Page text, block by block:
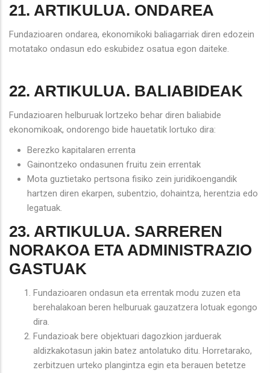
21. ARTIKULUA. ONDAREA
Fundazioaren ondarea, ekonomikoki baliagarriak diren edozein
motatako ondasun edo eskubidez osatua egon daiteke.
22. ARTIKULUA. BALIABIDEAK
Fundazioaren helburuak lortzeko behar diren baliabide
ekonomikoak, ondorengo bide hauetatik lortuko dira:
Berezko kapitalaren errenta
Gainontzeko ondasunen fruitu zein errentak
Mota guztietako pertsona fisiko zein juridikoengandik
hartzen diren ekarpen, subentzio, dohaintza, herentzia edo
legatuak.
23. ARTIKULUA. SARREREN
NORAKOA ETA ADMINISTRAZIO
GASTUAK
Fundazioaren ondasun eta errentak modu zuzen eta
berehalakoan beren helburuak gauzatzera lotuak egongo
dira.
Fundazioak bere objektuari dagozkion jarduerak
aldizkakotasun jakin batez antolatuko ditu. Horretarako,
zerbitzuen urteko plangintza egin eta berauen betetze